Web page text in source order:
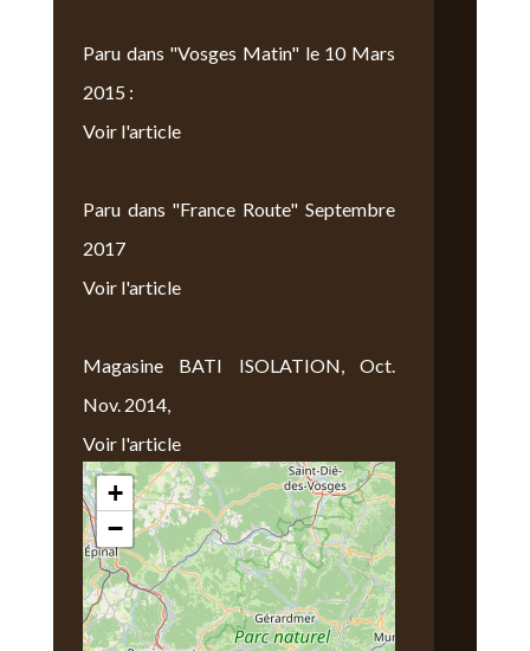
Paru dans "Vosges Matin" le 10 Mars
2015 :
Voir l'article
Paru dans "France Route" Septembre
2017
Voir l'article
Magasine BATI ISOLATION, Oct.
Nov. 2014,
Voir l'article
Nous Trouver
+
−